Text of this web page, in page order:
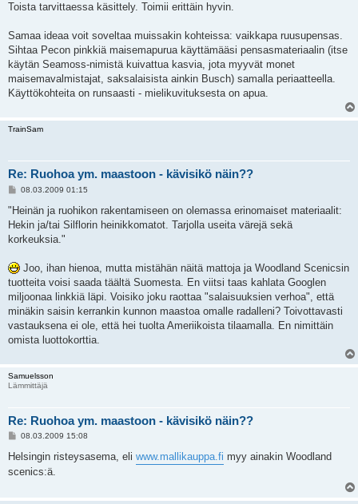
Toista tarvittaessa käsittely. Toimii erittäin hyvin.
Samaa ideaa voit soveltaa muissakin kohteissa: vaikkapa ruusupensas.
Sihtaa Pecon pinkkiä maisemapurua käyttämääsi pensasmateriaalin (itse
käytän Seamoss-nimistä kuivattua kasvia, jota myyvät monet
maisemavalmistajat, saksalaisista ainkin Busch) samalla periaatteella.
Käyttökohteita on runsaasti - mielikuvituksesta on apua.
TrainSam
Re: Ruohoa ym. maastoon - kävisikö näin??
V
e
t
i
08.03.2009 01:15
"Heinän ja ruohikon rakentamiseen on olemassa erinomaiset materiaalit:
Hekin ja/tai Silflorin heinikkomatot. Tarjolla useita värejä sekä
korkeuksia."
Joo, ihan hienoa, mutta mistähän näitä mattoja ja Woodland Scenicsin
tuotteita voisi saada täältä Suomesta. En viitsi taas kahlata Googlen
miljoonaa linkkiä läpi. Voisiko joku raottaa "salaisuuksien verhoa", että
minäkin saisin kerrankin kunnon maastoa omalle radalleni? Toivottavasti
vastauksena ei ole, että hei tuolta Ameriikoista tilaamalla. En nimittäin
omista luottokorttia.
Samuelsson
Lämmittäjä
Re: Ruohoa ym. maastoon - kävisikö näin??
V
e
t
08.03.2009 15:08
Helsingin risteysasema, eli www.mallikauppa.fi myy ainakin Woodland
scenics:ä.